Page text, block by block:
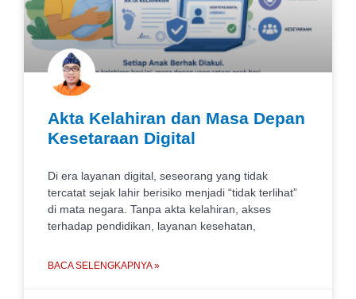
Akta Kelahiran dan Masa Depan
Kesetaraan Digital
Di era layanan digital, seseorang yang tidak
tercatat sejak lahir berisiko menjadi “tidak terlihat”
di mata negara. Tanpa akta kelahiran, akses
terhadap pendidikan, layanan kesehatan,
BACA SELENGKAPNYA »